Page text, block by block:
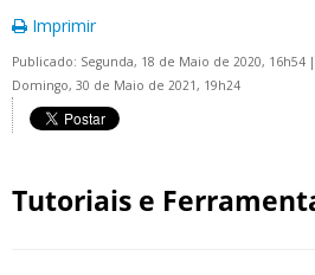
Imprimir
Publicado: Segunda, 18 de Maio de 2020, 16h54 |
Domingo, 30 de Maio de 2021, 19h24
Tutoriais e